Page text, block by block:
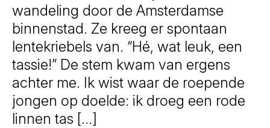
wandeling door de Amsterdamse
binnenstad. Ze kreeg er spontaan
lentekriebels van. “Hé, wat leuk, een
tassie!” De stem kwam van ergens
achter me. Ik wist waar de roepende
jongen op doelde: ik droeg een rode
linnen tas […]